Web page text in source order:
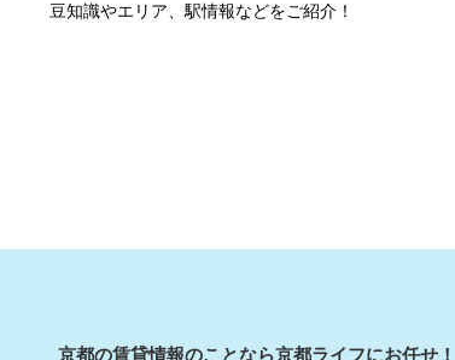
豆知識やエリア、駅情報などをご紹介！
京都の賃貸情報のことなら京都ライフにお任せ！